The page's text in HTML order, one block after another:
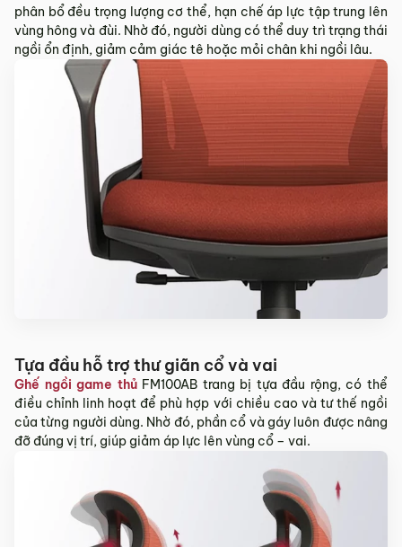
phân bổ đều trọng lượng cơ thể, hạn chế áp lực tập trung lên
vùng hông và đùi. Nhờ đó, người dùng có thể duy trì trạng thái
ngồi ổn định, giảm cảm giác tê hoặc mỏi chân khi ngồi lâu.
Tựa đầu hỗ trợ thư giãn cổ và vai
Ghế ngồi game thủFM100AB trang bị tựa đầu rộng, có thể
điều chỉnh linh hoạt để phù hợp với chiều cao và tư thế ngồi
của từng người dùng. Nhờ đó, phần cổ và gáy luôn được nâng
đỡ đúng vị trí, giúp giảm áp lực lên vùng cổ – vai.